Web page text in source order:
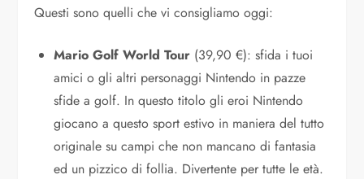
Questi sono quelli che vi consigliamo oggi:
Mario Golf World Tour (39,90 €): sfida i tuoi
amici o gli altri personaggi Nintendo in pazze
sfide a golf. In questo titolo gli eroi Nintendo
giocano a questo sport estivo in maniera del tutto
originale su campi che non mancano di fantasia
ed un pizzico di follia. Divertente per tutte le età.